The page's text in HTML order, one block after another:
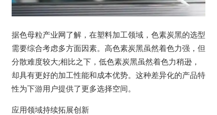
据色母粒产业网了解，在塑料加工领域，色素炭黑的选型
需要综合考虑多方面因素。高色素炭黑虽然着色力强，但
分散难度较大;相比之下，低色素炭黑虽然着色力稍逊，
却具有更好的加工性能和成本优势。这种差异化的产品特
性为下游用户提供了更多选择空间。
应用领域持续拓展创新